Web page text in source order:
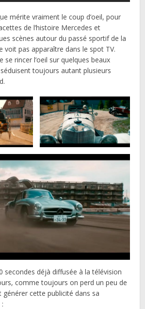
mérite vraiment le coup d’oeil, pour
de l’histoire Mercedes et
scènes autour du passé sportif de la
voit pas apparaître dans le spot TV.
se rincer l’oeil sur quelques beaux
toujours autant plusieurs
secondes déjà diffusée à la télévision
comme toujours on perd un peu de
générer cette publicité dans sa